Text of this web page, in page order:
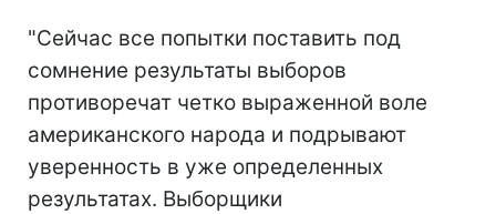
"Сейчас все попытки поставить под
сомнение результаты выборов
противоречат четко выраженной воле
американского народа и подрывают
уверенность в уже определенных
результатах. Выборщики